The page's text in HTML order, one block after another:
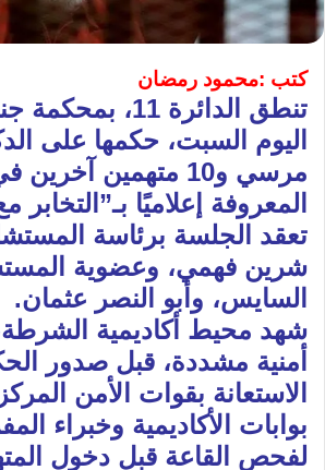
كتب :محمود رمضان
تنطق الدائرة 11،
اليوم السبت، حكمها على
مرسي و10 متهمين
المعروفة إعلاميًا
تعقد الجلسة برئاسة
شرين فهمي، وعضوية
السايس، وأبو النصر عثمان.
شهد محيط أكاديمية
أمنية مشددة، قبل صدور
الاستعانة بقوات الأمن
بوابات الأكاديمية وخبراء
لفحص القاعة قبل دخول